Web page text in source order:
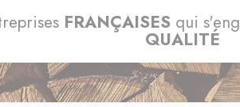
FRANÇAISES qui
QUALITÉ